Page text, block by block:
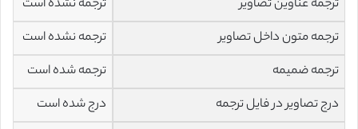
ترجمه عناوین تصاویر
ترجمه نشده است
ترجمه متون داخل تصاویر
ترجمه نشده است
ترجمه ضمیمه
ترجمه شده است
درج تصاویر در فایل ترجمه
درج شده است